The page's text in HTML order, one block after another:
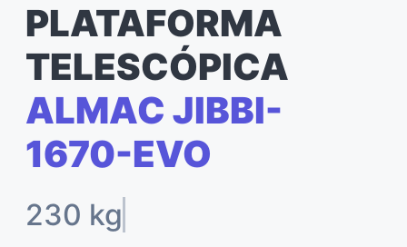
PLATAFORMA
TELESCÓPICA
ALMAC JIBBI-
1670-EVO
16